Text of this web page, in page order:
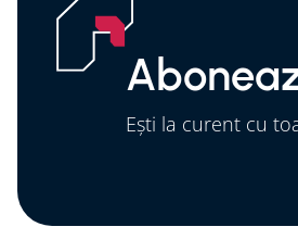
Ești la curent cu